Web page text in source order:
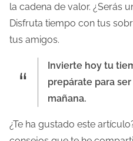
la cadena de valor. ¿Serás
Disfruta tiempo con tus
tus amigos.
Invierte hoy tu
prepárate para
mañana.
¿Te ha gustado este